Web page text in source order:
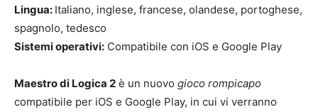
Lingua: Italiano, inglese, francese, olandese, portoghese,
spagnolo, tedesco
Sistemi operativi: Compatibile con iOS e Google Play
Maestro di Logica 2 è un nuovo gioco rompicapo
compatibile per iOS e Google Play, in cui vi verranno